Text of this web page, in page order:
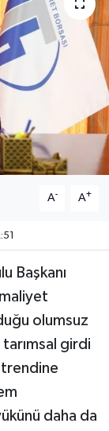
A- A+
Başkanı
olumsuz
girdi
daha da